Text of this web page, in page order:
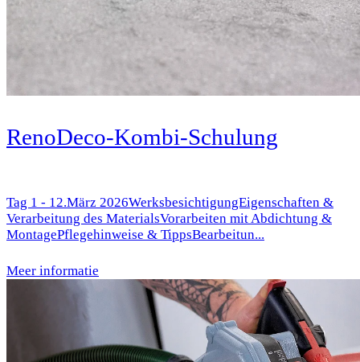
RenoDeco-Kombi-Schulung
Tag 1 - 12.März 2026WerksbesichtigungEigenschaften &
Verarbeitung des MaterialsVorarbeiten mit Abdichtung &
MontagePflegehinweise & TippsBearbeitun...
Meer informatie